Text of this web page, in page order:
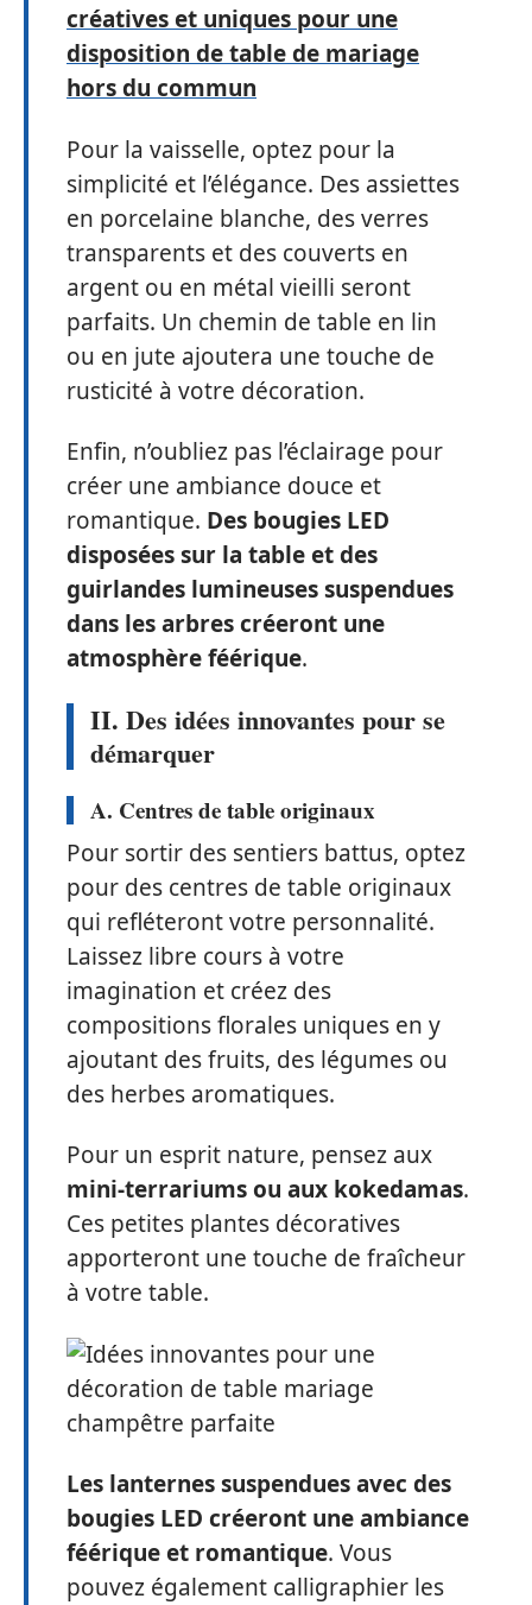
créatives et uniques pour une
disposition de table de mariage
hors du commun
Pour la vaisselle, optez pour la
simplicité et l’élégance. Des assiettes
en porcelaine blanche, des verres
transparents et des couverts en
argent ou en métal vieilli seront
parfaits. Un chemin de table en lin
ou en jute ajoutera une touche de
rusticité à votre décoration.
Enfin, n’oubliez pas l’éclairage pour
créer une ambiance douce et
romantique. Des bougies LED
disposées sur la table et des
guirlandes lumineuses suspendues
dans les arbres créeront une
atmosphère féérique.
II. Des idées innovantes pour se
démarquer
A. Centres de table originaux
Pour sortir des sentiers battus, optez
pour des centres de table originaux
qui refléteront votre personnalité.
Laissez libre cours à votre
imagination et créez des
compositions florales uniques en y
ajoutant des fruits, des légumes ou
des herbes aromatiques.
Pour un esprit nature, pensez aux
mini-terrariums ou aux kokedamas.
Ces petites plantes décoratives
apporteront une touche de fraîcheur
à votre table.
Les lanternes suspendues avec des
bougies LED créeront une ambiance
féérique et romantique. Vous
pouvez également calligraphier les